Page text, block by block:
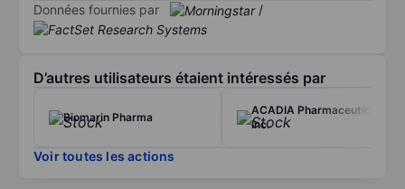
Données fournies par /
D’autres utilisateurs étaient intéressés par
Biomarin Pharma
ACADIA Pharmaceuticals
Inc.
Voir toutes les actions